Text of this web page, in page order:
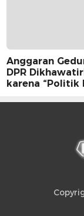
Anggaran
DPR
karena “Politik